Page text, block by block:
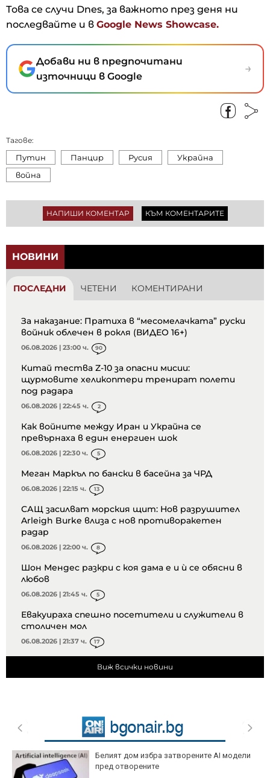
Това се случи Dnes, за важното през деня ни
последвайте и в Google News Showcase.
Добави ни в предпочитани
източници в Google
→
Тагове:
Путин Панцир Русия
Украйна
война
НАПИШИ КОМЕНТАР КЪМ КОМЕНТАРИТЕ
НОВИНИ
ПОСЛЕДНИ ЧЕТЕНИ КОМЕНТИРАНИ
За наказание: Пратиха в “месомелачката” руски
войник облечен в рокля (ВИДЕО 16+)
06.08.2026 | 23:00 ч. 90
Китай тества Z-10 за опасни мисии:
щурмовите хеликоптери тренират полети
под радара
06.08.2026 | 22:45 ч. 2
Как войните между Иран и Украйна се
превърнаха в един енергиен шок
06.08.2026 | 22:30 ч. 5
Меган Маркъл по бански в басейна за ЧРД
06.08.2026 | 22:15 ч. 13
САЩ засилват морския щит: Нов разрушител
Arleigh Burke влиза с нов противоракетен
радар
06.08.2026 | 22:00 ч. 8
Шон Мендес разкри с коя дама е и ѝ се обясни в
любов
06.08.2026 | 21:45 ч. 5
Евакуираха спешно посетители и служители в
столичен мол
06.08.2026 | 21:37 ч. 17
Виж всички новини
Белият дом избра затворените AI модели
пред отворените